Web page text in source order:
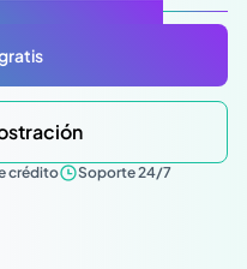
crédito Soporte 24/7